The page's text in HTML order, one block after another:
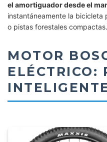
el amortiguador desde el
instantáneamente la bicicleta
o pistas forestales compactas.
MOTOR
ELÉCTRICO: